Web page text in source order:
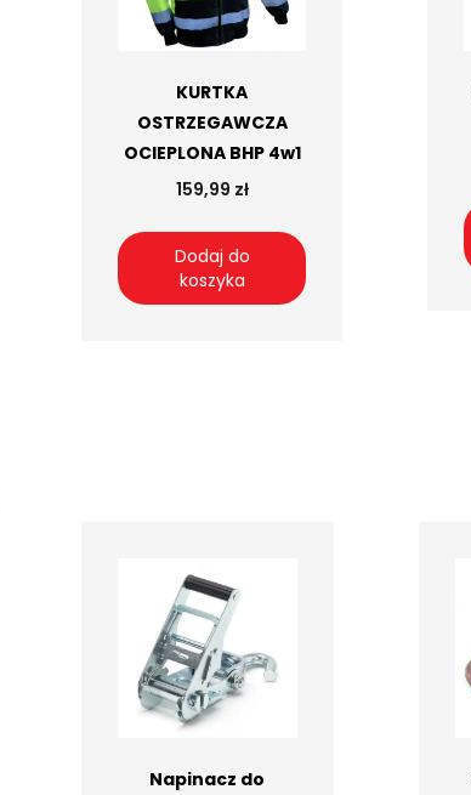
KURTKA
OSTRZEGAWCZA
OCIEPLONA BHP 4w1
159,99 zł
Dodaj do
koszyka
Napinacz do